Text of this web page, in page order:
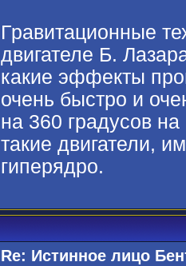
Гравитационные
двигателе Б.
какие эффекты
очень быстро и
на 360 градусов
такие двигатели,
гиперядро.
Re: Истинное лицо